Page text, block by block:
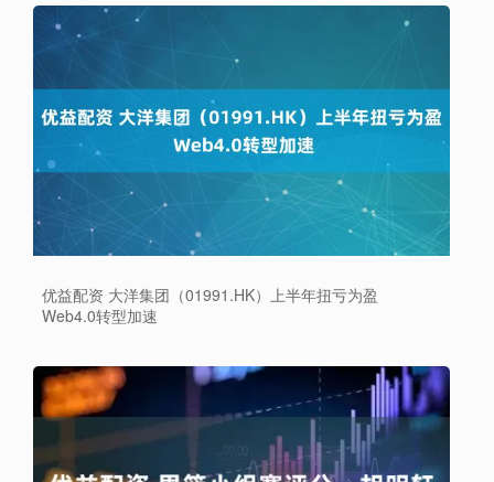
优益配资 大洋集团（01991.HK）上半年扭亏为盈
Web4.0转型加速